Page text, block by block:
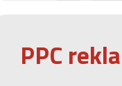
PPC